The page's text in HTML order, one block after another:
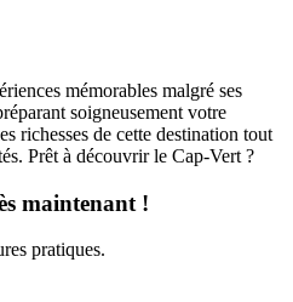
mémorables malgré ses
soigneusement votre
richesses de cette destination tout
Prêt à découvrir le Cap-Vert ?
maintenant !
pratiques.